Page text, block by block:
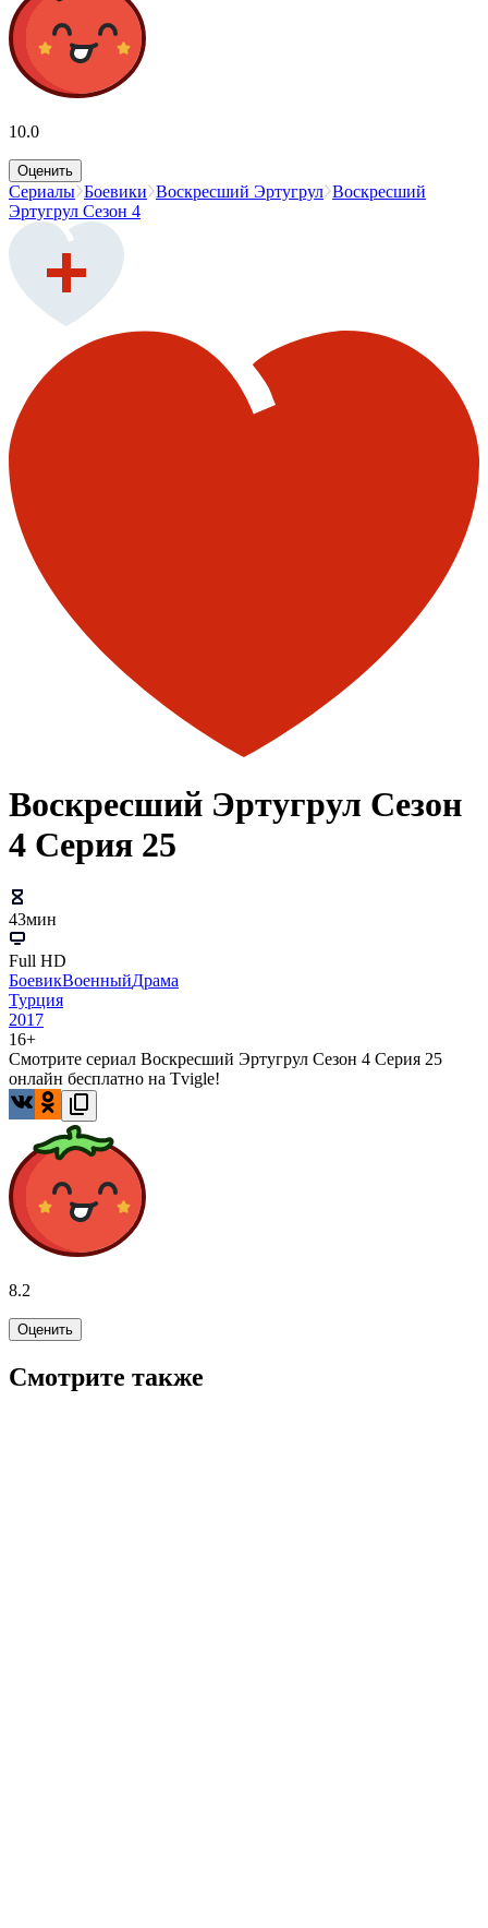
10.0
Оценить
Сериалы Боевики Воскресший Эртугрул Воскресший
Эртугрул Сезон 4
Воскресший Эртугрул Сезон
4 Серия 25
43мин
Full HD
БоевикВоенныйДрама
Турция
2017
16+
Смотрите сериал Воскресший Эртугрул Сезон 4 Серия 25
онлайн бесплатно на Tvigle!
8.2
Оценить
Смотрите также